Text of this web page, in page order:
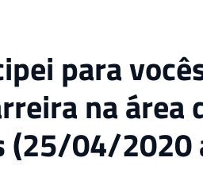
para
na área
(25/04/